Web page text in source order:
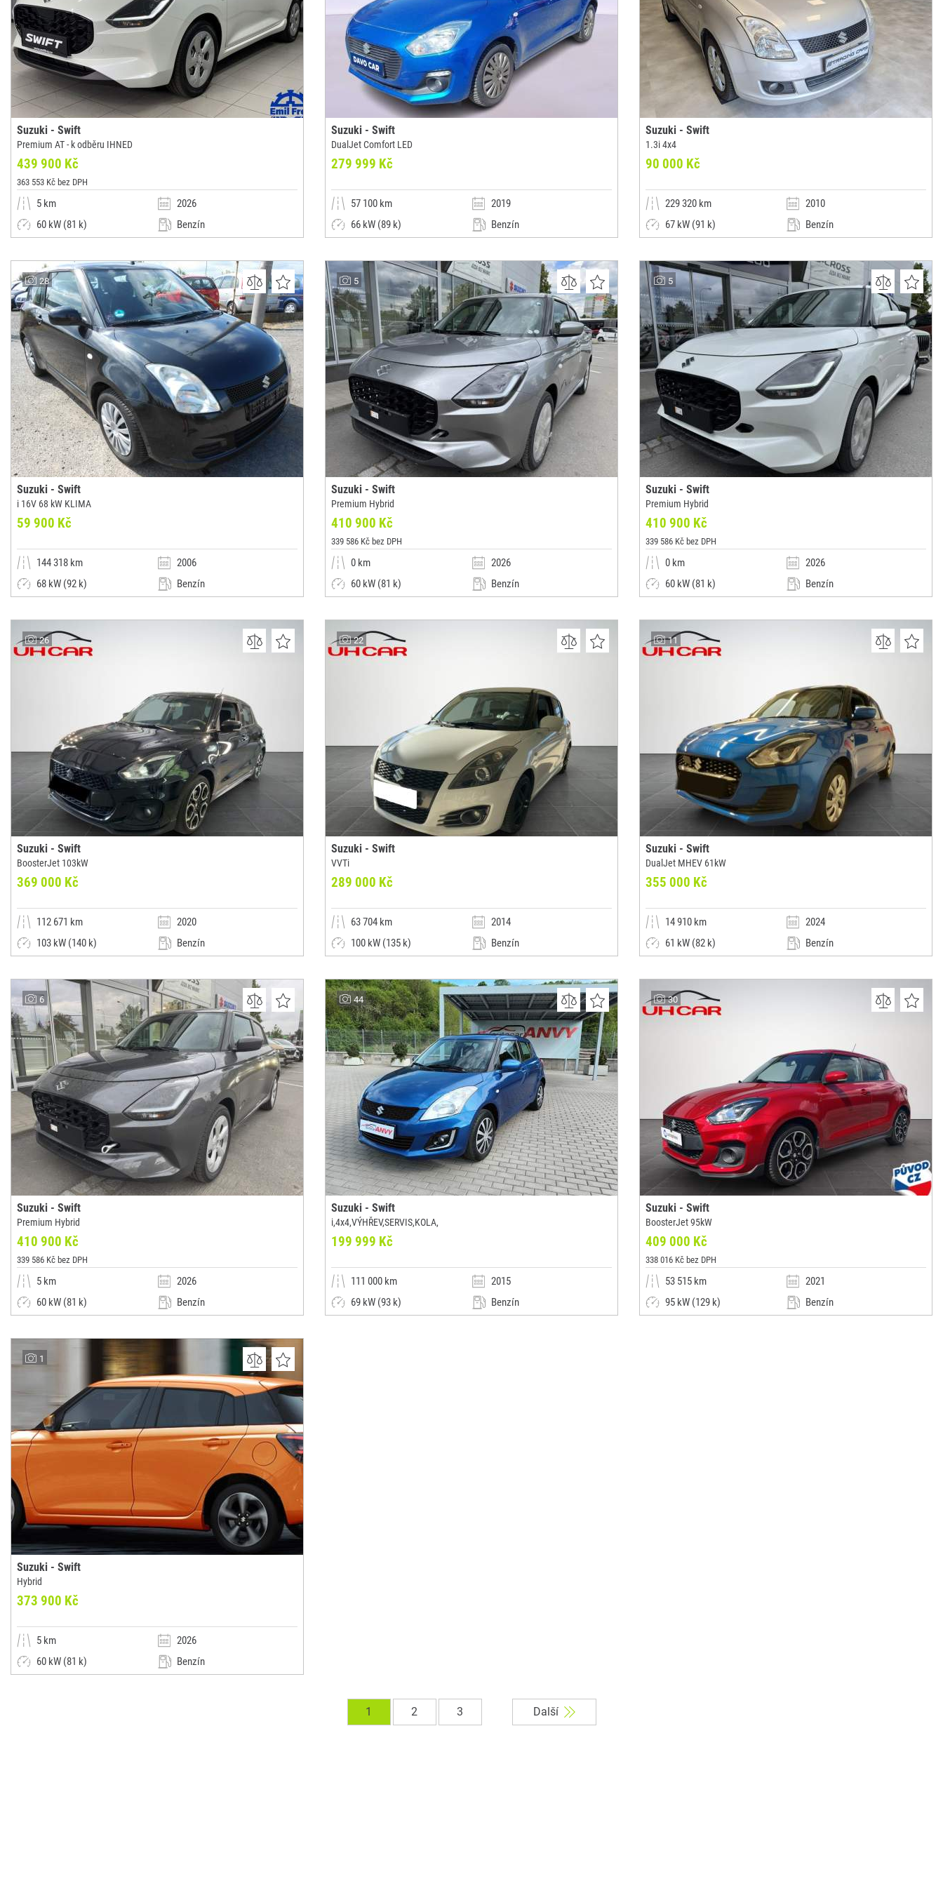
Suzuki - Swift
Premium AT - k odběru IHNED
439 900 Kč
363 553 Kč bez DPH
5 km
2026
60 kW (81 k)
Benzín
Emil Frey ČR, s.r.o. - nové vozy Suzuki - Pekařská
Praha 5 - Stodůlky
(0x)
Suzuki - Swift
DualJet Comfort LED
279 999 Kč
57 100 km
2019
66 kW (89 k)
Benzín
AUTOCENTRUM DAVO CAR
Olbramovice u Votic
(0x)
Suzuki - Swift
1.3i 4x4
90 000 Kč
229 320 km
2010
67 kW (91 k)
Benzín
Trading Cars s.r.o.
Rožnov pod Radhoštěm
(0x)
28
Suzuki - Swift
i 16V 68 kW KLIMA
59 900 Kč
144 318 km
2006
68 kW (92 k)
Benzín
Konecchlumí
(0x)
5
Suzuki - Swift
Premium Hybrid
410 900 Kč
339 586 Kč bez DPH
0 km
2026
60 kW (81 k)
Benzín
CARTec motor, s.r.o.
Brno
(0x)
5
Suzuki - Swift
Premium Hybrid
410 900 Kč
339 586 Kč bez DPH
0 km
2026
60 kW (81 k)
Benzín
CARTec motor, s.r.o.
Brno
(0x)
26
Suzuki - Swift
BoosterJet 103kW
369 000 Kč
112 671 km
2020
103 kW (140 k)
Benzín
UH CAR
Uherské Hradiště
(0x)
22
Suzuki - Swift
VVTi
289 000 Kč
63 704 km
2014
100 kW (135 k)
Benzín
UH CAR
Uherské Hradiště
(0x)
11
Suzuki - Swift
DualJet MHEV 61kW
355 000 Kč
14 910 km
2024
61 kW (82 k)
Benzín
UH CAR
Uherské Hradiště
(0x)
6
Suzuki - Swift
Premium Hybrid
410 900 Kč
339 586 Kč bez DPH
5 km
2026
60 kW (81 k)
Benzín
CARTec motor, s.r.o.
Brno
(0x)
44
Suzuki - Swift
i,4x4,VÝHŘEV,SERVIS,KOLA,
199 999 Kč
111 000 km
2015
69 kW (93 k)
Benzín
30
Suzuki - Swift
BoosterJet 95kW
409 000 Kč
338 016 Kč bez DPH
53 515 km
2021
95 kW (129 k)
Benzín
1
Suzuki - Swift
Hybrid
373 900 Kč
5 km
2026
60 kW (81 k)
Benzín
1 2 3 Další